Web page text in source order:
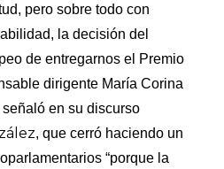
pero sobre todo con
la decisión del
de entregarnos el Premio
dirigente María Corina
señaló en su discurso
, que cerró haciendo un
“porque la